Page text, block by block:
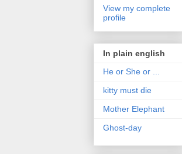
View my complete
profile
In plain english
He or She or ...
kitty must die
Mother Elephant
Ghost-day